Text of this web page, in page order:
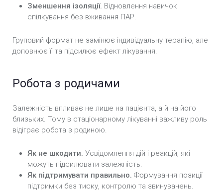
Зменшення ізоляції. Відновлення навичок
спілкування без вживання ПАР.
Груповий формат не замінює індивідуальну терапію, але
доповнює її та підсилює ефект лікування.
Робота з родичами
Залежність впливає не лише на пацієнта, а й на його
близьких. Тому в стаціонарному лікуванні важливу роль
відіграє робота з родиною.
Як не шкодити. Усвідомлення дій і реакцій, які
можуть підсилювати залежність.
Як підтримувати правильно. Формування позиції
підтримки без тиску, контролю та звинувачень.